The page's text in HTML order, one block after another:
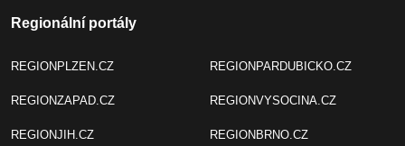
Regionální portály
REGIONPLZEN.CZ
REGIONZAPAD.CZ
REGIONJIH.CZ
REGIONPARDUBICKO.CZ
REGIONVYSOCINA.CZ
REGIONBRNO.CZ